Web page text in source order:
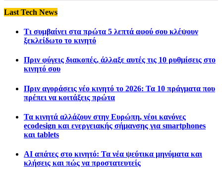
Last Tech News
Τι συμβαίνει στα πρώτα 5 λεπτά αφού σου κλέψουν
ξεκλείδωτο το κινητό
Πριν φύγεις διακοπές, άλλαξε αυτές τις 10 ρυθμίσεις στο
κινητό σου
Πριν αγοράσεις νέο κινητό το 2026: Τα 10 πράγματα που
πρέπει να κοιτάξεις πρώτα
Τα κινητά αλλάζουν στην Ευρώπη, νέοι κανόνες
ecodesign και ενεργειακής σήμανσης για smartphones
και tablets
AI απάτες στο κινητό: Τα νέα ψεύτικα μηνύματα και
κλήσεις και πώς να προστατευτείς